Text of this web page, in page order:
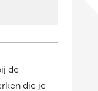
de
die je